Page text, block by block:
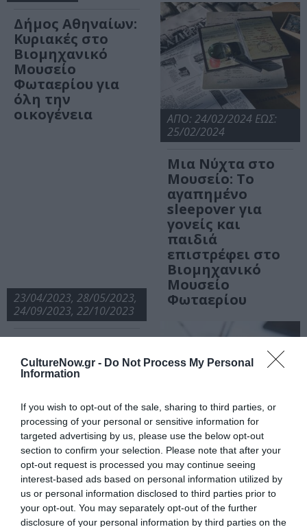
CultureNow.gr - Do Not Process My Personal
Information
If you wish to opt-out of the sale, sharing to third parties, or
processing of your personal or sensitive information for
targeted advertising by us, please use the below opt-out
section to confirm your selection. Please note that after your
opt-out request is processed you may continue seeing
interest-based ads based on personal information utilized by
us or personal information disclosed to third parties prior to
your opt-out. You may separately opt-out of the further
disclosure of your personal information by third parties on the
Δήμος Αθηναίων:
Κυριακές στο
Βιομηχανικό
Μουσείο
Φωταερίου για
όλη την
οικογένεια
ΑΠΟ: 24/02/2024 ΕΩΣ:
25/02/2024
Μια Νύχτα στο
Μουσείο: Το
αγαπημένο
sleepover για
γονείς και
παιδιά
επιστρέφει στο
Βιομηχανικό
Μουσείο
Φωταερίου
23/04/2023, 28/05/2023,
24/09/2023, 22/10/2023
10 χρόνια
Βιομηχανικό
Μουσείο
Βιομηχανικές
διαδρομές στην
πόλη
ΑΠΟ: 14/10/2023 ΕΩΣ:
15/10/2023
«Από το Γκάζι με
αγάπη!»: Το
επετειακό